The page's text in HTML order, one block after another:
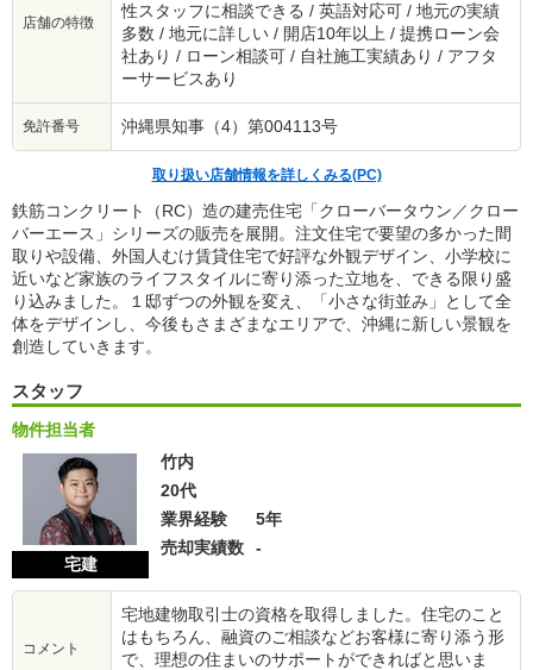
店舗の特徴
性スタッフに相談できる / 英語対応可 / 地元の実績
多数 / 地元に詳しい / 開店10年以上 / 提携ローン会
社あり / ローン相談可 / 自社施工実績あり / アフタ
ーサービスあり
免許番号 沖縄県知事（4）第004113号
取り扱い店舗情報を詳しくみる(PC)
鉄筋コンクリート（RC）造の建売住宅「クローバータウン／クロー
バーエース」シリーズの販売を展開。注文住宅で要望の多かった間
取りや設備、外国人むけ賃貸住宅で好評な外観デザイン、小学校に
近いなど家族のライフスタイルに寄り添った立地を、できる限り盛
り込みました。１邸ずつの外観を変え、「小さな街並み」として全
体をデザインし、今後もさまざまなエリアで、沖縄に新しい景観を
創造していきます。
スタッフ
物件担当者
宅建
竹内
20代
業界経験
5年
売却実績数
-
コメント
宅地建物取引士の資格を取得しました。住宅のこと
はもちろん、融資のご相談などお客様に寄り添う形
で、理想の住まいのサポートができればと思いま